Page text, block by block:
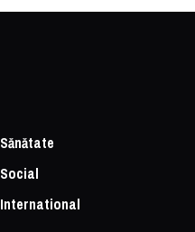
Sănătate
Social
International